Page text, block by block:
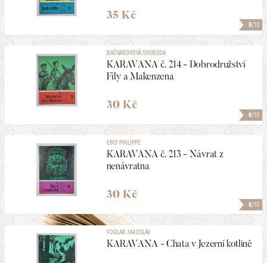
8/10
35 Kč
8/10
BAČVAROVOVÁ SVOBODA
KARAVANA č. 214 - Dobrodružství
Fíly a Makenzena
30 Kč
8/10
EBLY PHILIPPE
KARAVANA č. 213 - Návrat z
nenávratna
30 Kč
FOGLAR JAROSLAV
KARAVANA - Chata v Jezerní kotlině